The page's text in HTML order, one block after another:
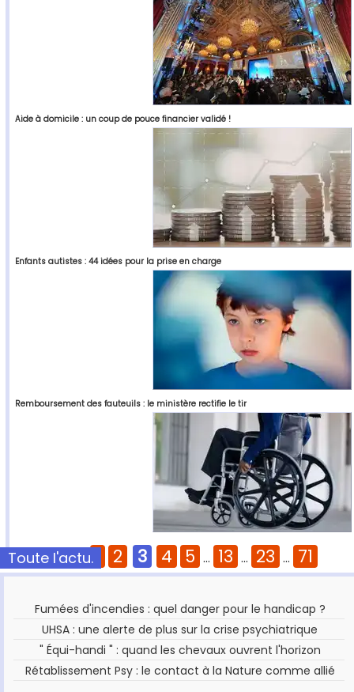
Aide à domicile : un coup de pouce financier validé !
Enfants autistes : 44 idées pour la prise en charge
Remboursement des fauteuils : le ministère rectifie le tir
Pages : 2 3 4 5 ... 13 ... 23 ... 71
Toute l'actu.
Fumées d'incendies : quel danger pour le handicap ?
UHSA : une alerte de plus sur la crise psychiatrique
" Équi-handi " : quand les chevaux ouvrent l'horizon
Rétablissement Psy : le contact à la Nature comme allié